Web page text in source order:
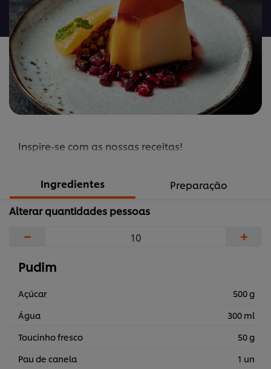
recipe
Inspire-se com as nossas receitas!
Ingredientes
Preparação
Alterar quantidades pessoas
− +
Pudim
Açúcar
500 g
Água
300 ml
Toucinho fresco
50 g
Pau de canela
1 un